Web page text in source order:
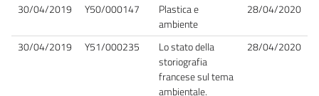
30/04/2019
Y50/000147
Plastica e
ambiente
28/04/2020
30/04/2019 Y51/000235
Lo stato della
storiografia
francese sul tema
ambientale.
28/04/2020